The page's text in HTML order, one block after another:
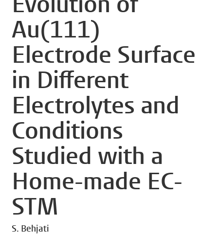
Au(111)
Electrode Surface
in Different
Electrolytes and
Conditions
Studied with a
Home-made EC-
STM
S. Behjati